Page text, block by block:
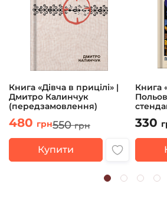
Книга «Дівча в прицілі» |
Дмитро Калинчук
(передзамовлення)
480 грн550 грн
Купити
Книга
330